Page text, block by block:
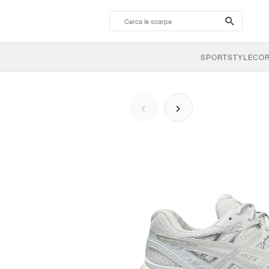
search-
btn
SPORTSTYLE